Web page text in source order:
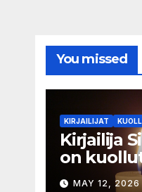
You missed
KIRJAILIJAT
Kirjailija
on
vuotiaana
MAY 12, 2026